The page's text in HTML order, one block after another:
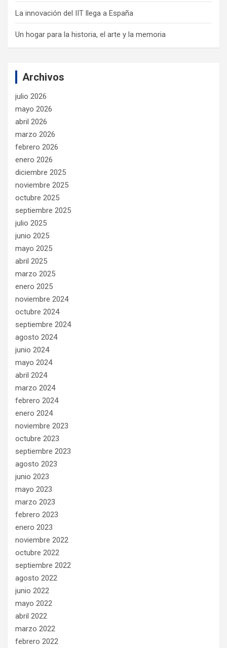
La innovación del IIT llega a España
Un hogar para la historia, el arte y la memoria
Archivos
julio 2026
mayo 2026
abril 2026
marzo 2026
febrero 2026
enero 2026
diciembre 2025
noviembre 2025
octubre 2025
septiembre 2025
julio 2025
junio 2025
mayo 2025
abril 2025
marzo 2025
enero 2025
noviembre 2024
octubre 2024
septiembre 2024
agosto 2024
junio 2024
mayo 2024
abril 2024
marzo 2024
febrero 2024
enero 2024
noviembre 2023
octubre 2023
septiembre 2023
agosto 2023
junio 2023
mayo 2023
marzo 2023
febrero 2023
enero 2023
noviembre 2022
octubre 2022
septiembre 2022
agosto 2022
junio 2022
mayo 2022
abril 2022
marzo 2022
febrero 2022